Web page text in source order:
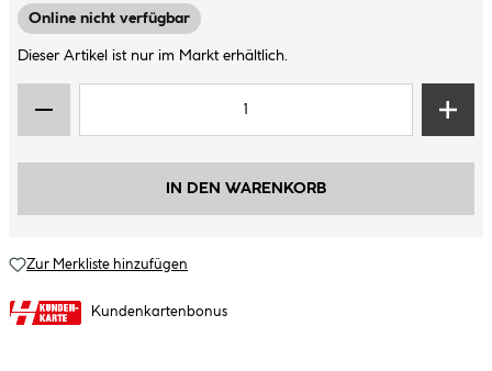
Online nicht verfügbar
Dieser Artikel ist nur im Markt erhältlich.
IN DEN WARENKORB
Zur Merkliste hinzufügen
Kundenkartenbonus